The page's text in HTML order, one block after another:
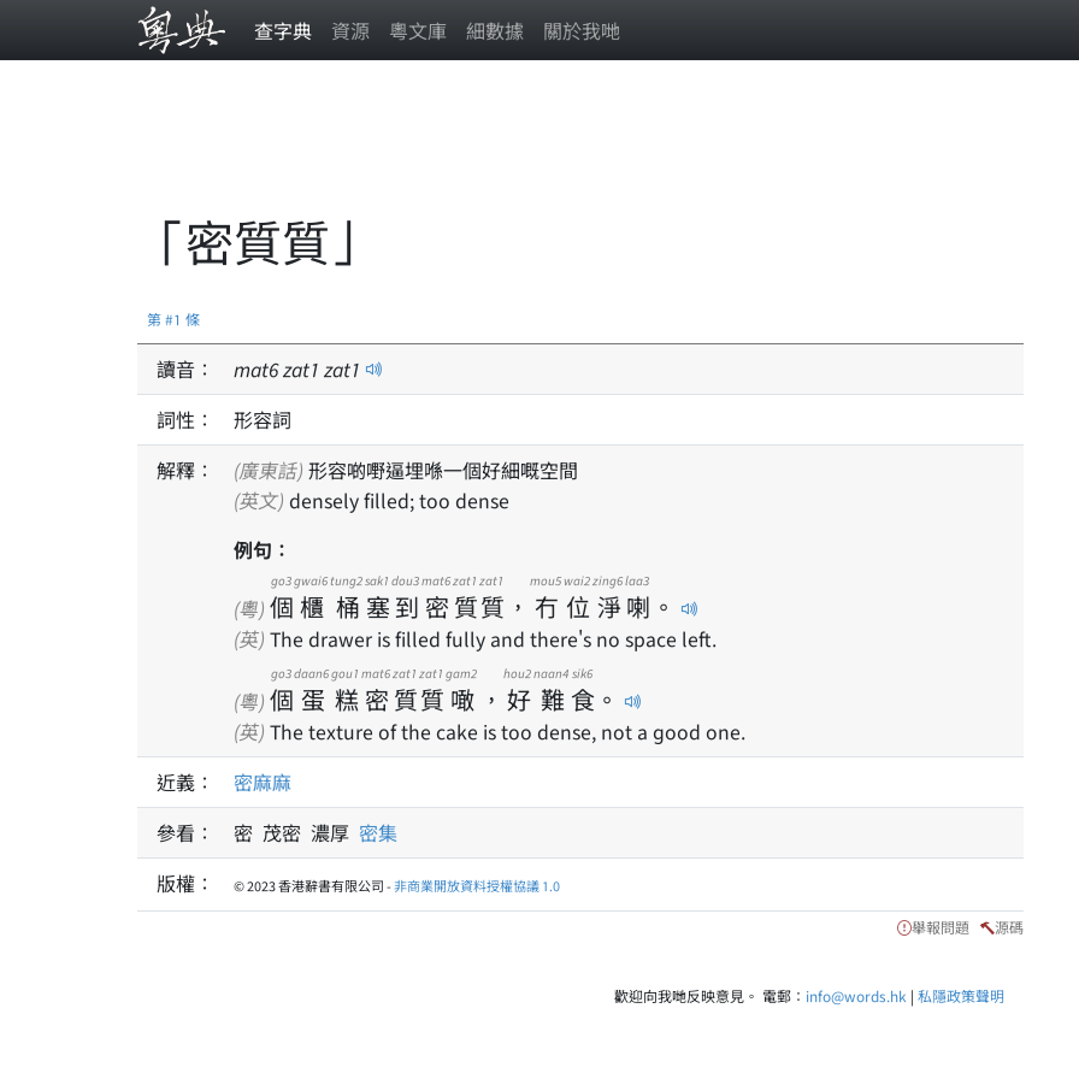
查字典 資源 粵文庫 細數據 關於我哋
「密質質」
第 #1 條
讀音： mat6zat1 zat1
詞性：
形容詞
解釋：
(廣東話) 形容啲嘢逼埋喺一個好細嘅空間
(英文) densely filled; too dense
例句：
(粵) 個
go3
櫃
gwai6
桶
tung2
塞
sak1
到
dou3
密
mat6
質
zat1
質
zat1
， 冇
mou5
位
wai2
淨
zing6
喇
laa3
。
(英) The drawer is filled fully and there's no space left.
(粵) 個
go3
蛋
daan6
糕
gou1
密
mat6
質
zat1
質
zat1
噉
gam2
， 好
hou2
難
naan4
食
sik6
。
(英) The texture of the cake is too dense, not a good one.
近義：
密麻麻
參看：
密 茂密 濃厚 密集
版權：
© 2023 香港辭書有限公司 -非商業開放資料授權協議 1.0
舉報問題 源碼
歡迎向我哋反映意見。 電郵： info@words.hk | 私隱政策聲明